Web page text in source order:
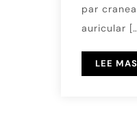
par
auricular
LEE MAS